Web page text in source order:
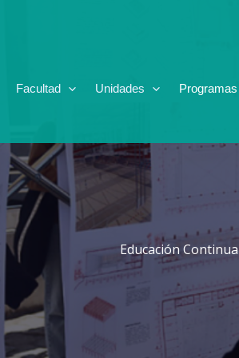
Facultad Unidades Programas
Educación Continua